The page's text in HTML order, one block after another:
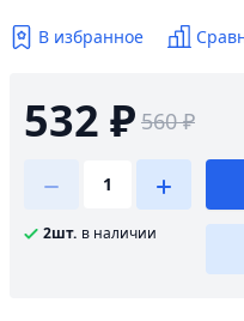
В избранное
532 ₽ 560 ₽
2шт. в наличии